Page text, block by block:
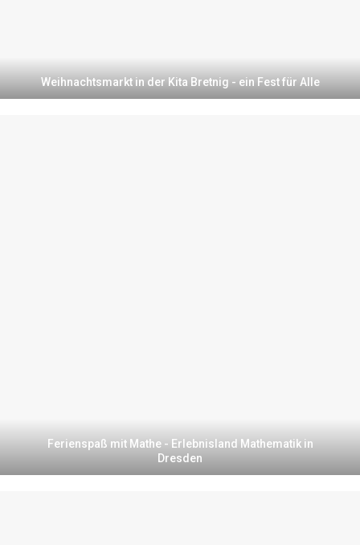
Weihnachtsmarkt in der Kita Bretnig - ein Fest für Alle
Ferienspaß mit Mathe - Erlebnisland Mathematik in
Dresden